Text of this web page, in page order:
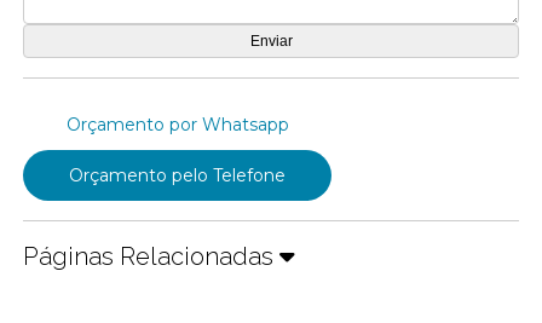
Orçamento por Whatsapp
Orçamento pelo Telefone
Páginas Relacionadas